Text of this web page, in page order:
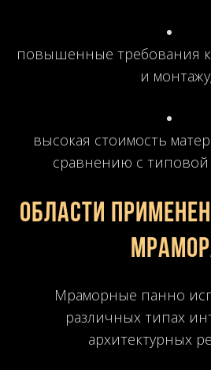
повышенные требования
и монтажу;
высокая стоимость
сравнению с
Области
Мраморные панно
различных типах
архитектурных